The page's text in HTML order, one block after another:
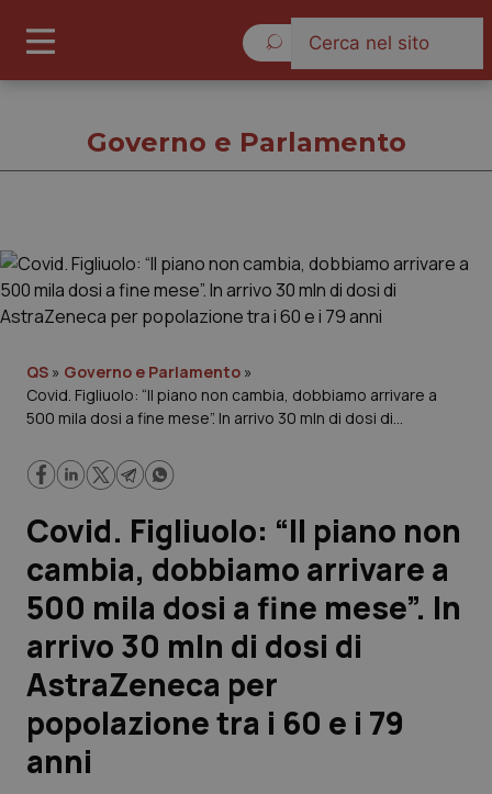
Cronache
Governo e Parlamento
Regioni e Asl
Lavoro e Professioni
Scienza e Farmaci
Studi e Analisi
Lettere al direttore
Edizioni Regionali
QS Pro
Governo e Parlamento
QS » Governo e Parlamento »
Covid. Figliuolo: “Il piano non cambia, dobbiamo arrivare a
500 mila dosi a fine mese”. In arrivo 30 mln di dosi di
Covid. Figliuolo: “Il piano non
cambia, dobbiamo arrivare a
500 mila dosi a fine mese”. In
arrivo 30 mln di dosi di
AstraZeneca per
popolazione tra i 60 e i 79
anni